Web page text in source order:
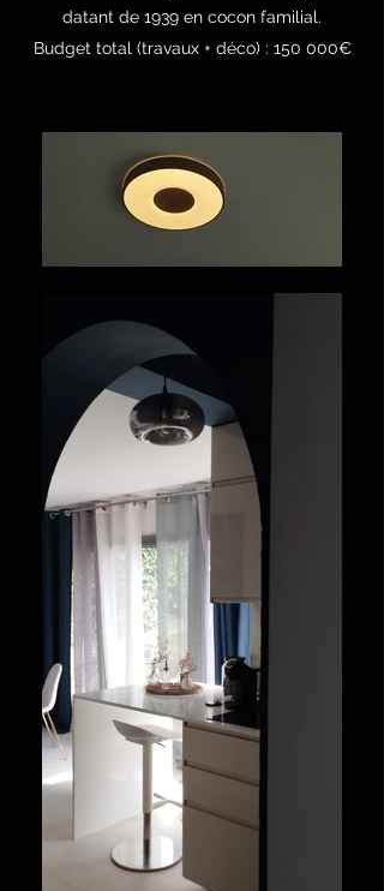
datant de 1939 en cocon familial.
Budget total (travaux + déco) : 150 000€